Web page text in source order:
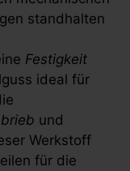
standhalten
Festigkeit
ideal für
und
Werkstoff
für die